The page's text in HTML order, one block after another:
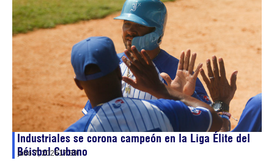
Industriales se corona campeón en la Liga Élite del
Béisbol Cubano
julio 7, 202617:39